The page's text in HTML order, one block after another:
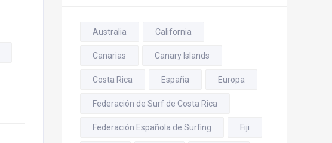
Australia California
Canarias Canary Islands
Costa Rica España Europa
Federación de Surf de Costa Rica
Federación Española de Surfing Fiji